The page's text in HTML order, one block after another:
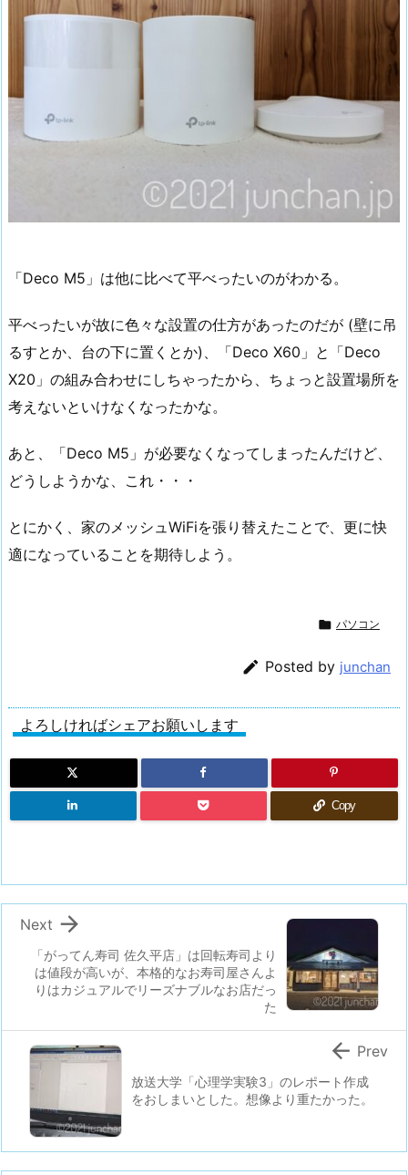
「Deco M5」は他に比べて平べったいのがわかる。
平べったいが故に色々な設置の仕方があったのだが (壁に吊
るすとか、台の下に置くとか)、「Deco X60」と「Deco
X20」の組み合わせにしちゃったから、ちょっと設置場所を
考えないといけなくなったかな。
あと、「Deco M5」が必要なくなってしまったんだけど、
どうしようかな、これ・・・
とにかく、家のメッシュWiFiを張り替えたことで、更に快
適になっていることを期待しよう。
 パソコン
 Posted by junchan
よろしければシェアお願いします
Copy
「がってん寿司 佐久平店」は回転寿司より
は値段が高いが、本格的なお寿司屋さんよ
りはカジュアルでリーズナブルなお店だっ
た

Next
放送大学「心理学実験3」のレポート作成
をおしまいとした。想像より重たかった。
 Prev